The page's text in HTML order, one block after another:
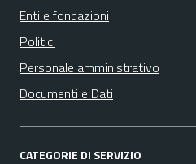
Enti e fondazioni
Politici
Personale amministrativo
Documenti e Dati
CATEGORIE DI SERVIZIO